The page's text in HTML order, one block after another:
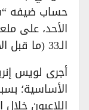
الأحد، على
الـ33 (ما قبل الأخيرة).
أجرى لويس
الأساسية؛
اللاعبون خلال